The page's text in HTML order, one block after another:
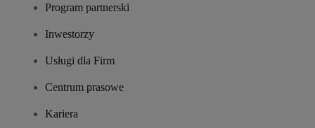
Program partnerski
Inwestorzy
Usługi dla Firm
Centrum prasowe
Kariera